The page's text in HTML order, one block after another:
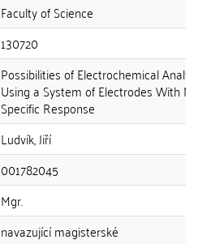
Faculty of Science
130720
Possibilities of Electrochemical
Using a System of Electrodes With
Specific Response
Ludvík, Jiří
001782045
Mgr.
navazující magisterské